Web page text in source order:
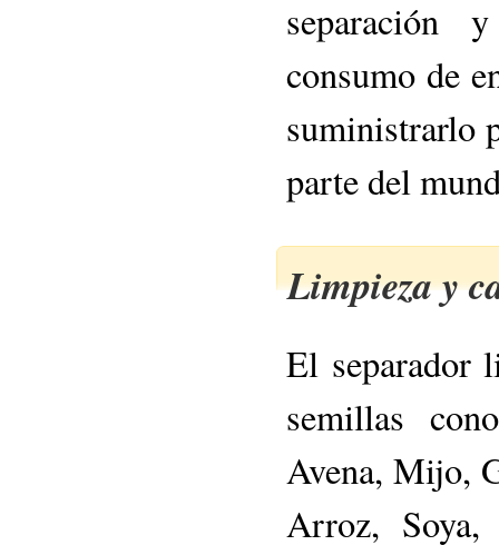
separación
consumo de
suministrarlo
parte del
Limpieza y
El separador
semillas
Avena, Mijo,
Arroz,